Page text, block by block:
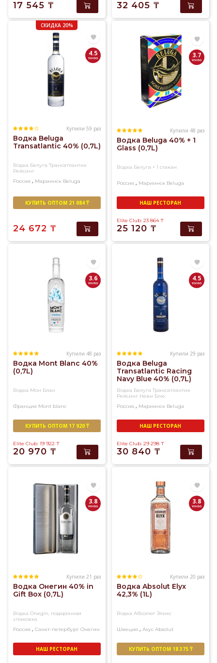
17 545 ₸ 32 405 ₸
СКИДКА 20%
4.5
Купили 59 раз
Водка Beluga
Transatlantic 40% (0,7L)
Водка Белуга Трансатлантик
Рейсинг
Россия , Мариинск Beluga
КУПИТЬ ОПТОМ 21 084 ₸
24 672 ₸
3.7
Купили 48 раз
Водка Beluga 40% + 1
Glass (0,7L)
Водка Белуга + 1 стакан
Россия , Мариинск Beluga
НАШ РЕСТОРАН
Elite Club: 23 864 ₸
25 120 ₸
3.6
Купили 48 раз
Водка Mont Blanc 40%
(0,7L)
Водка Мон Блан
Франция Mont blanc
КУПИТЬ ОПТОМ 17 920 ₸
Elite Club: 19 922 ₸
20 970 ₸
4.5
Купили 29 раз
Водка Beluga
Transatlantic Racing
Navy Blue 40% (0,7L)
Водка Белуга Трансатлантик
Рейсинг Неви Блю
Россия , Мариинск Beluga
НАШ РЕСТОРАН
Elite Club: 29 298 ₸
30 840 ₸
3.8
Купили 21 раз
Водка Онегин 40% in
Gift Box (0,7L)
Водка Onegin, подарочная
упаковка
Россия , Санкт-петербург Онегин
НАШ РЕСТОРАН
3.8
Купили 20 раз
Водка Absolut Elyx
42,3% (1L)
Водка Абсолют Эликс
Швеция , Ахус Absolut
КУПИТЬ ОПТОМ 18 375 ₸